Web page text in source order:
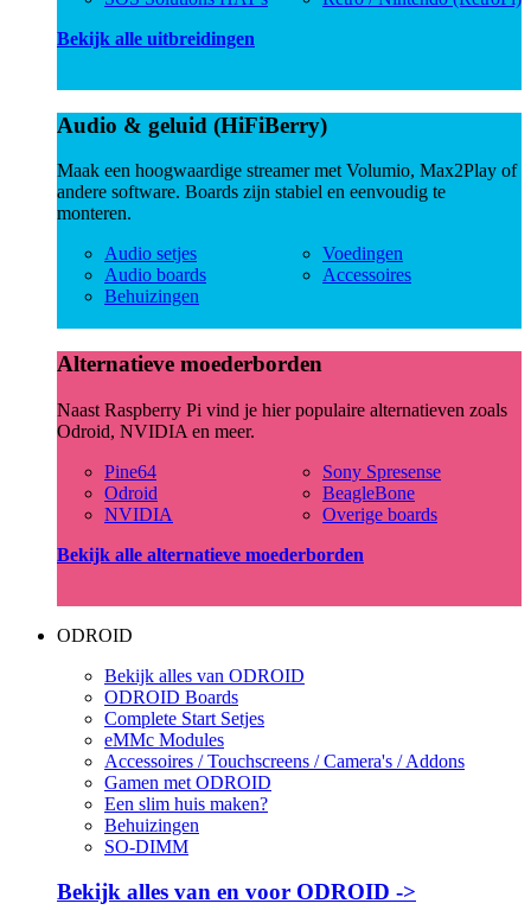
Bekijk alle uitbreidingen
Audio & geluid (HiFiBerry)
Maak een hoogwaardige streamer met Volumio, Max2Play of
andere software. Boards zijn stabiel en eenvoudig te
monteren.
Audio setjes
Audio boards
Behuizingen
Voedingen
Accessoires
Alternatieve moederborden
Naast Raspberry Pi vind je hier populaire alternatieven zoals
Odroid, NVIDIA en meer.
Pine64
Odroid
NVIDIA
Sony Spresense
BeagleBone
Overige boards
Bekijk alle alternatieve moederborden
ODROID
Bekijk alles van ODROID
ODROID Boards
Complete Start Setjes
eMMc Modules
Accessoires / Touchscreens / Camera's / Addons
Gamen met ODROID
Een slim huis maken?
Behuizingen
SO-DIMM
Bekijk alles van en voor ODROID ->